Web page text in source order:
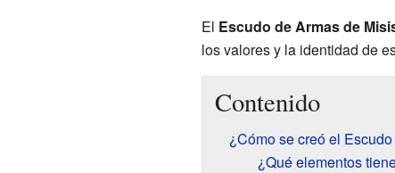
El Escudo de Armas de
los valores y la identidad de
Contenido
¿Cómo se creó el
¿Qué elementos